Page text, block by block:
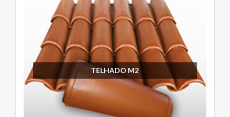
TELHADO M2